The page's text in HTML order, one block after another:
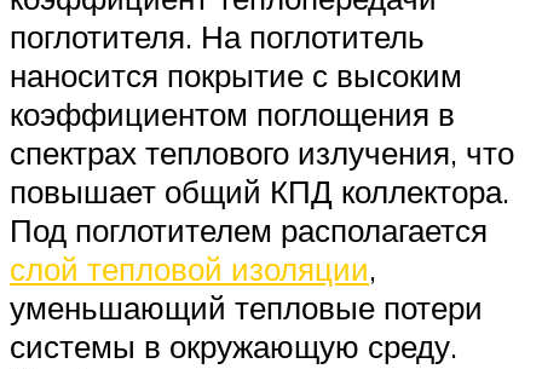
поглотителя. На поглотитель
наносится покрытие с высоким
коэффициентом поглощения в
спектрах теплового излучения, что
повышает общий КПД коллектора.
Под поглотителем располагается
слой тепловой изоляции,
уменьшающий тепловые потери
системы в окружающую среду.